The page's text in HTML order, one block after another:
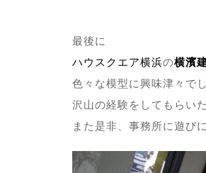
最後に
ハウスクエア横浜の横濱
色々な模型に興味津々で
沢山の経験をしてもらい
また是非、事務所に遊び